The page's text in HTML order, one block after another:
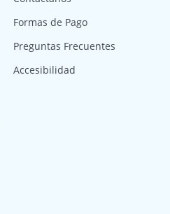
Formas de Pago
Preguntas Frecuentes
Accesibilidad